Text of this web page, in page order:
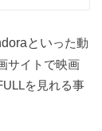
といった動
サイトで映画
を見れる事